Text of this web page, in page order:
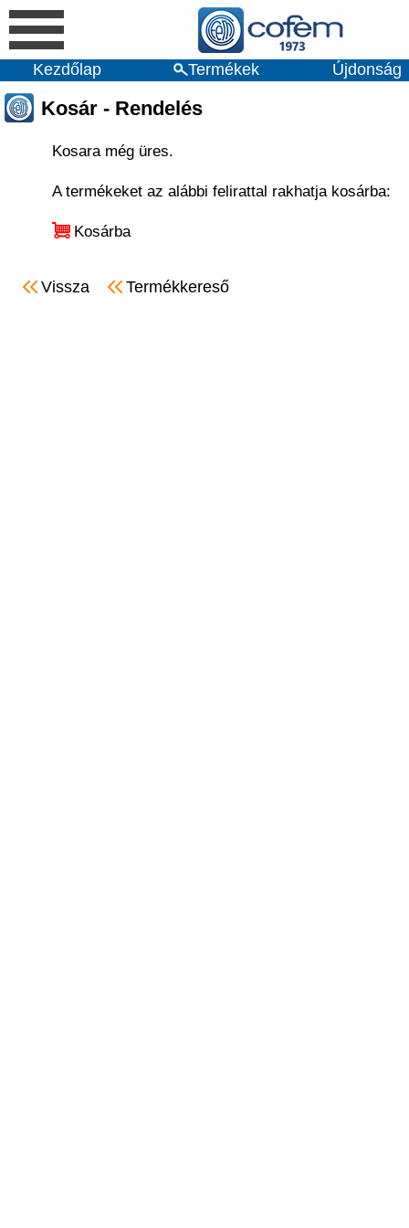
Kezdőlap Termékek Újdonság
Kosár - Rendelés
Kosara még üres.
A termékeket az alábbi felirattal rakhatja kosárba:
Kosárba
Vissza Termékkereső